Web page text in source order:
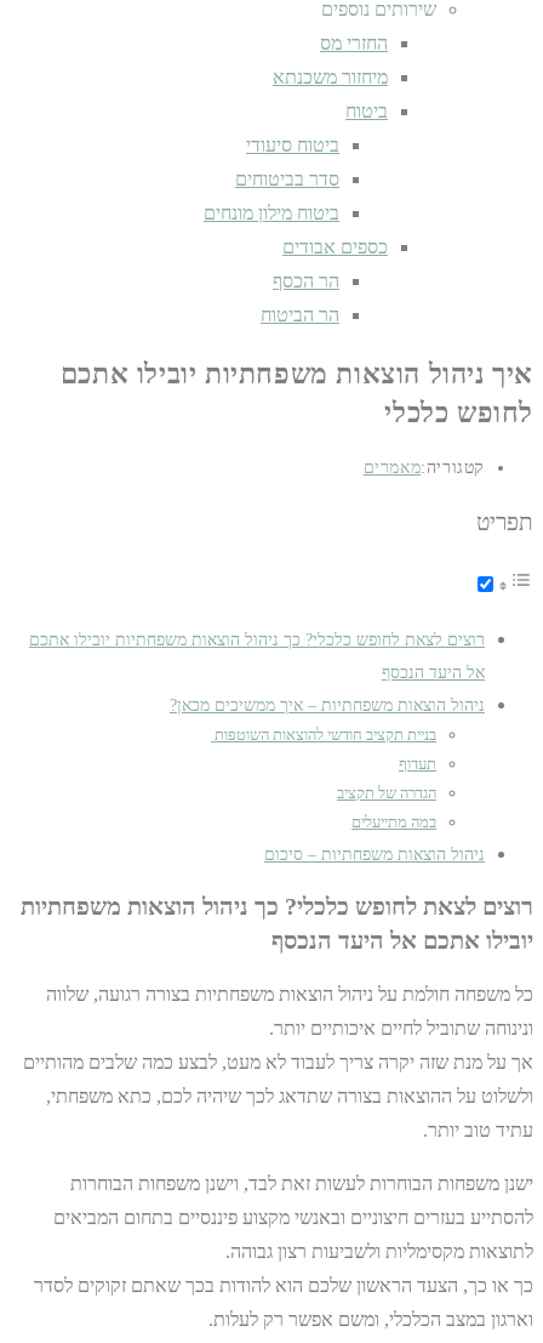
שירותים נוספים
החזרי מס
מיחזור משכנתא
ביטוח
ביטוח סיעודי
סדר בביטוחים
ביטוח מילון מונחים
כספים אבודים
הר הכסף
הר הביטוח
איך ניהול הוצאות משפחתיות יובילו אתכם
לחופש כלכלי
קטגוריה:מאמרים
תפריט
רוצים לצאת לחופש כלכלי? כך ניהול הוצאות משפחתיות יובילו אתכם
אל היעד הנכסף
ניהול הוצאות משפחתיות – איך ממשיכים מכאן?
בניית תקציב חודשי להוצאות השוטפות
תעדוף
הגדרה של תקציב
במה מתייעלים
ניהול הוצאות משפחתיות – סיכום
רוצים לצאת לחופש כלכלי? כך ניהול הוצאות משפחתיות
יובילו אתכם אל היעד הנכסף
כל משפחה חולמת על ניהול הוצאות משפחתיות בצורה רגועה, שלווה
ונינוחה שתוביל לחיים איכותיים יותר.
אך על מנת שזה יקרה צריך לעבוד לא מעט, לבצע כמה שלבים מהותיים
ולשלוט על ההוצאות בצורה שתדאג לכך שיהיה לכם, כתא משפחתי,
עתיד טוב יותר.
ישנן משפחות הבוחרות לעשות זאת לבד, וישנן משפחות הבוחרות
להסתייע בעזרים חיצוניים ובאנשי מקצוע פיננסיים בתחום המביאים
לתוצאות מקסימליות ולשביעות רצון גבוהה.
כך או כך, הצעד הראשון שלכם הוא להודות בכך שאתם זקוקים לסדר
וארגון במצב הכלכלי, ומשם אפשר רק לעלות.